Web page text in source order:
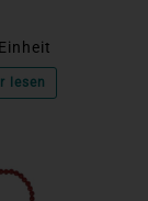
lesen